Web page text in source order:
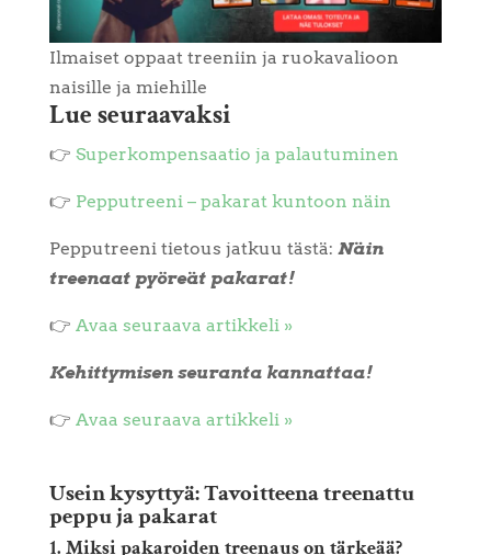
Ilmaiset oppaat treeniin ja ruokavalioon
naisille ja miehille
Lue seuraavaksi
👉 Superkompensaatio ja palautuminen
👉 Pepputreeni – pakarat kuntoon näin
Pepputreeni tietous jatkuu tästä: Näin
treenaat pyöreät pakarat!
👉 Avaa seuraava artikkeli »
Kehittymisen seuranta kannattaa!
👉 Avaa seuraava artikkeli »
Usein kysyttyä: Tavoitteena treenattu
peppu ja pakarat
1. Miksi pakaroiden treenaus on tärkeää?